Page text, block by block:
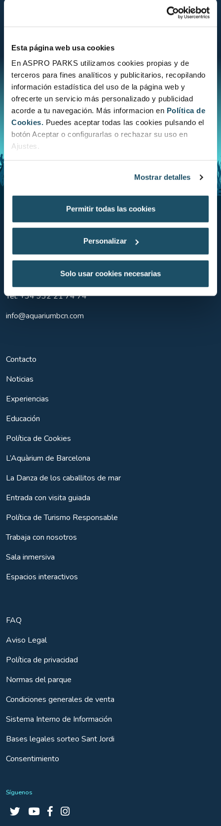
Esta página web usa cookies
En ASPRO PARKS utilizamos cookies propias y de
terceros para fines analíticos y publicitarios, recopilando
información estadística del uso de la página web y
ofrecerte un servicio más personalizado y publicidad
acorde a tu navegación. Más informacion en Política de
Cookies. Puedes aceptar todas las cookies pulsando el
botón Aceptar o configurarlas o rechazar su uso en
Ajustes.
Mostrar detalles
Permitir todas las cookies
Personalizar
Solo usar cookies necesarias
CONOCE EL ESTADO DE CONSERVACIÓN
Aquarium BCN
Moll d'Espanya del Port Vell, s/n
Barcelona
Tel.+34 932 21 74 74
info@aquariumbcn.com
Contacto
Noticias
Experiencias
Educación
Política de Cookies
L’Aquàrium de Barcelona
La Danza de los caballitos de mar
Entrada con visita guiada
Política de Turismo Responsable
Trabaja con nosotros
Sala inmersiva
Espacios interactivos
FAQ
Aviso Legal
Política de privacidad
Normas del parque
Condiciones generales de venta
Sistema Interno de Información
Bases legales sorteo Sant Jordi
Consentimiento
Síguenos